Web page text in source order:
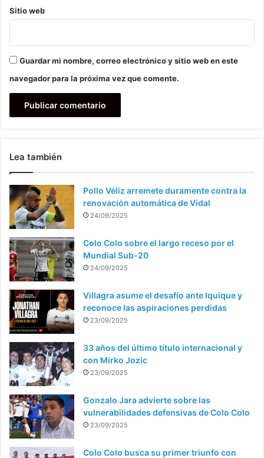
Sitio web
Guardar mi nombre, correo electrónico y sitio web en este
navegador para la próxima vez que comente.
Lea también
Pollo Véliz arremete duramente contra la
renovación automática de Vidal
24/09/2025
Colo Colo sobre el largo receso por el
Mundial Sub-20
24/09/2025
Villagra asume el desafío ante Iquique y
reconoce las aspiraciones perdidas
23/09/2025
33 años del último título internacional y
con Mirko Jozic
23/09/2025
Gonzalo Jara advierte sobre las
vulnerabilidades defensivas de Colo Colo
23/09/2025
Colo Colo busca su primer triunfo con